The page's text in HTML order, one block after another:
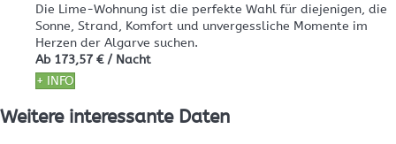
Die Lime-Wohnung ist die perfekte Wahl für diejenigen, die
Sonne, Strand, Komfort und unvergessliche Momente im
Herzen der Algarve suchen.
Ab 173,57 € / Nacht
+ INFO
Weitere interessante Daten